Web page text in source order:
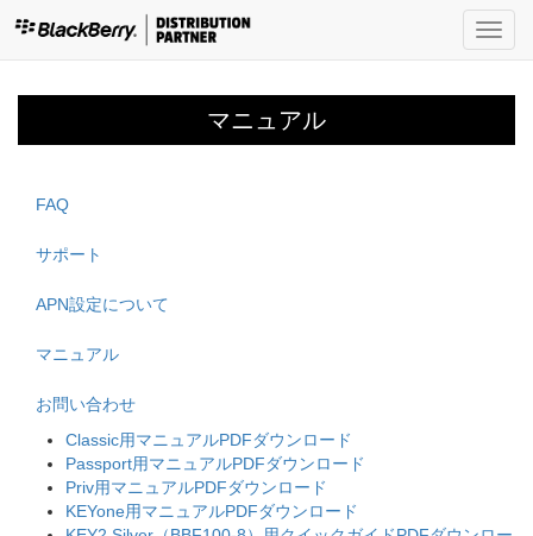
マニュアル
FAQ
サポート
APN設定について
マニュアル
お問い合わせ
Classic用マニュアルPDFダウンロード
Passport用マニュアルPDFダウンロード
Priv用マニュアルPDFダウンロード
KEYone用マニュアルPDFダウンロード